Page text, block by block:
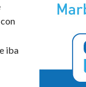
iba